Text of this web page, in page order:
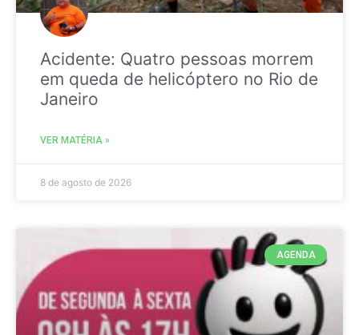
Acidente: Quatro pessoas morrem
em queda de helicóptero no Rio de
Janeiro
VER MATÉRIA »
8 de agosto de 2026
AGENDA